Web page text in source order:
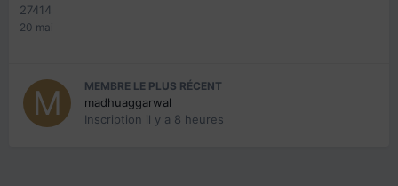
27414
20 mai
MEMBRE LE PLUS RÉCENT
madhuaggarwal
Inscription il y a 8 heures